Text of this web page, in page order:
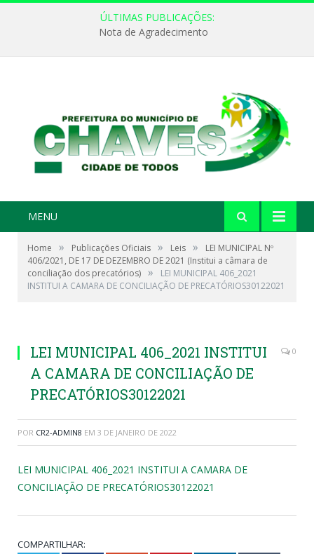
ÚLTIMAS PUBLICAÇÕES:
Nota de Agradecimento
MENU
Home » Publicações Oficiais » Leis »
LEI MUNICIPAL Nº
406/2021, DE 17 DE DEZEMBRO DE 2021 (Institui a câmara de
conciliação dos precatórios) »
LEI MUNICIPAL 406_2021
INSTITUI A CAMARA DE CONCILIAÇÃO DE PRECATÓRIOS30122021
LEI MUNICIPAL 406_2021 INSTITUI
A CAMARA DE CONCILIAÇÃO DE
PRECATÓRIOS30122021
0
POR CR2-ADMIN8 EM 3 DE JANEIRO DE 2022
LEI MUNICIPAL 406_2021 INSTITUI A CAMARA DE
CONCILIAÇÃO DE PRECATÓRIOS30122021
COMPARTILHAR: